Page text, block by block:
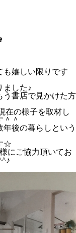
も嬉しい限りです
ました♪
う書店で見かけた方
在の様子を取材し
＾
後の暮らしという
☆
にご協力頂いてお